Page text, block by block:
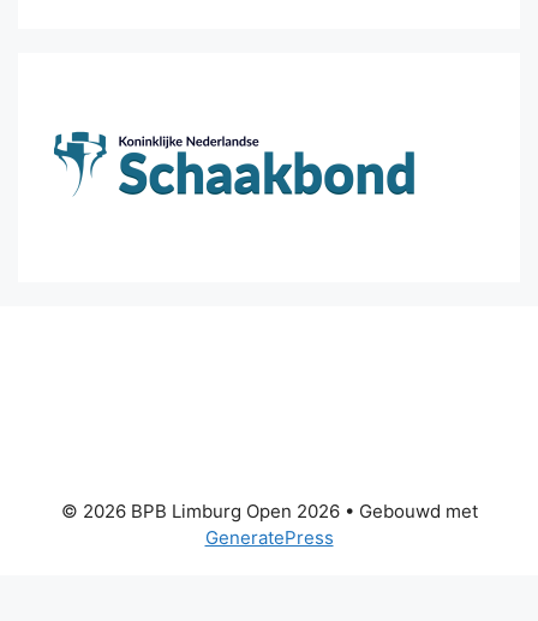
© 2026 BPB Limburg Open 2026• Gebouwd met
GeneratePress